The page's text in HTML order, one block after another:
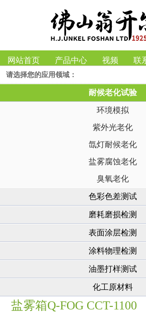
网站首页 产品中心 视频 联
请选择您的应用领域：
耐候老化试验
环境模拟
紫外光老化
氙灯耐候老化
盐雾腐蚀老化
臭氧老化
色彩色差测试
磨耗磨损检测
表面涂层检测
涂料物理检测
油墨打样测试
化工原材料
盐雾箱Q-FOG CCT-1100